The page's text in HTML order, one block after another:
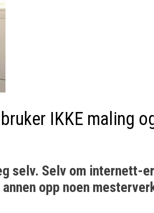
IKKE maling
selv. Selv om internett-
opp noen